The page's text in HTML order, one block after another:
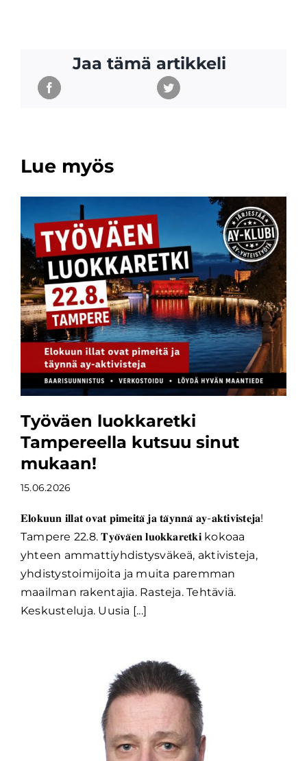
Jaa tämä artikkeli
Lue myös
Työväen luokkaretki
Tampereella kutsuu sinut
mukaan!
15.06.2026
𝐄𝐥𝐨𝐤𝐮𝐮𝐧 𝐢𝐥𝐥𝐚𝐭 𝐨𝐯𝐚𝐭 𝐩𝐢𝐦𝐞𝐢𝐭𝐚̈ 𝐣𝐚 𝐭𝐚̈𝐲𝐧𝐧𝐚̈ 𝐚𝐲-𝐚𝐤𝐭𝐢𝐯𝐢𝐬𝐭𝐞𝐣𝐚!
Tampere 22.8. 𝐓𝐲𝐨̈𝐯𝐚̈𝐞𝐧 𝐥𝐮𝐨𝐤𝐤𝐚𝐫𝐞𝐭𝐤𝐢 kokoaa
yhteen ammattiyhdistysväkeä, aktivisteja,
yhdistystoimijoita ja muita paremman
maailman rakentajia. Rasteja. Tehtäviä.
Keskusteluja. Uusia [...]